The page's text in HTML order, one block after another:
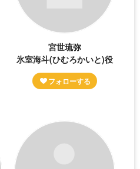
宮世琉弥
氷室海斗(ひむろかいと)役